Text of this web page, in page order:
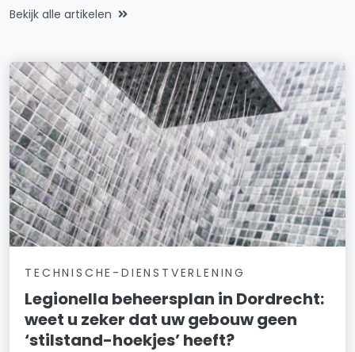
Bekijk alle artikelen
TECHNISCHE-DIENSTVERLENING
Legionella beheersplan in Dordrecht:
weet u zeker dat uw gebouw geen
‘stilstand-hoekjes’ heeft?